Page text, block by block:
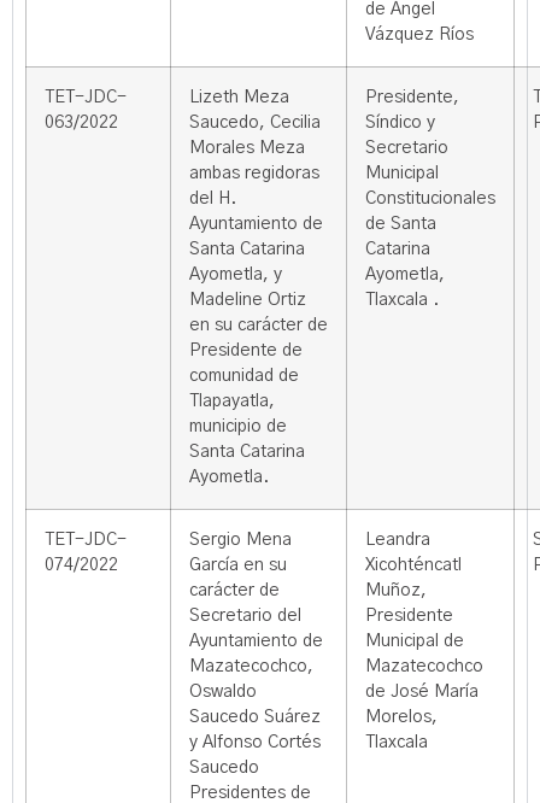
de Ángel
Vázquez Ríos
TET-JDC-
063/2022
Lizeth Meza
Saucedo, Cecilia
Morales Meza
ambas regidoras
del H.
Ayuntamiento de
Santa Catarina
Ayometla, y
Madeline Ortiz
en su carácter de
Presidente de
comunidad de
Tlapayatla,
municipio de
Santa Catarina
Ayometla.
Presidente,
Síndico y
Secretario
Municipal
Constitucionales
de Santa
Catarina
Ayometla,
Tlaxcala .
TET-JDC-
074/2022
Sergio Mena
García en su
carácter de
Secretario del
Ayuntamiento de
Mazatecochco,
Oswaldo
Saucedo Suárez
y Alfonso Cortés
Saucedo
Presidentes de
Leandra
Xicohténcatl
Muñoz,
Presidente
Municipal de
Mazatecochco
de José María
Morelos,
Tlaxcala